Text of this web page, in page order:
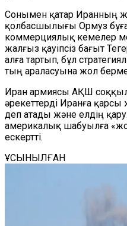
Сонымен қатар Иранның
қолбасшылығы Ормуз
коммерциялық кемелер
жалғыз қауіпсіз бағыт
алға тартып, бұл
тың араласуына жол
Иран армиясы АҚШ
әрекеттерді Иранға
деп атады және елдің
америкалық шабуылға
ескертті.
ҰСЫНЫЛҒАН